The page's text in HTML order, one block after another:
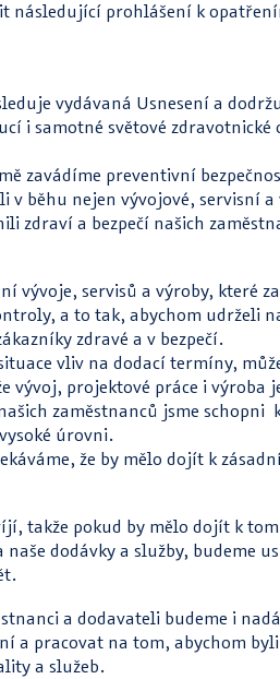
následující prohlášení k
vydávaná Usnesení a
i samotné světové zdravotnické
zavádíme preventivní
v běhu nejen vývojové, servisní
zdraví a bezpečí našich
vývoje, servisů a výroby, které
a to tak, abychom udrželi
zdravé a v bezpečí.
vliv na dodací termíny,
vývoj, projektové práce i výroba
zaměstnanců jsme schopni
úrovni.
že by mělo dojít k
takže pokud by mělo dojít k
dodávky a služby, budeme
a dodavateli budeme i
a pracovat na tom, abychom
a služeb.